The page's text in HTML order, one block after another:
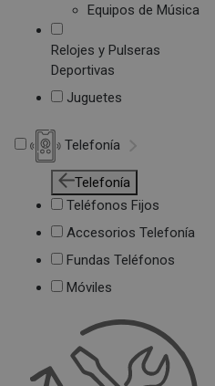
Equipos de Música
Relojes y Pulseras
Deportivas
Juguetes
Telefonía
Telefonía
Teléfonos Fijos
Accesorios Telefonía
Fundas Teléfonos
Móviles